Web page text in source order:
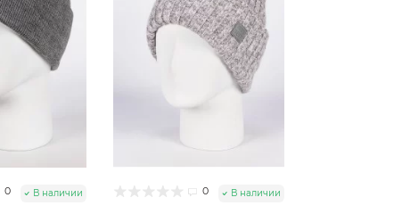
0 В наличии 0 В наличии